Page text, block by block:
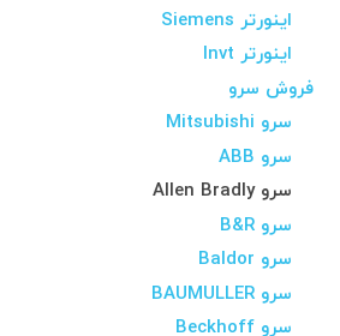
اینورتر Siemens
اینورتر Invt
فروش سرو
سرو Mitsubishi
سرو ABB
سرو Allen Bradly
سرو B&R
سرو Baldor
سرو BAUMULLER
سرو Beckhoff